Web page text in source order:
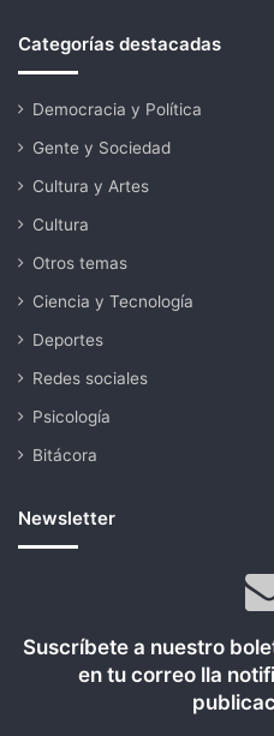
Categorías destacadas
Democracia y Política
Gente y Sociedad
Cultura y Artes
Cultura
Otros temas
Ciencia y Tecnología
Deportes
Redes sociales
Psicología
Bitácora
Newsletter
Suscríbete a nuestro
en tu correo lla